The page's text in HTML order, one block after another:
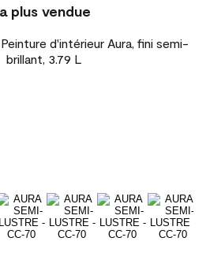
plus vendue